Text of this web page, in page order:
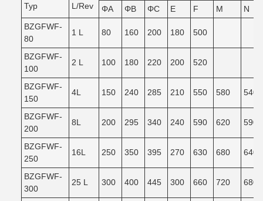
Typ L/Rev
ΦA
ΦB ΦC E F M
N
BZGFWF-
80
1 L 80 160 200 180 500
BZGFWF-
100
2 L 100 180 220 200 520
BZGFWF-
150
4L 150 240 285 210 550 580 540
BZGFWF-
200
8L 200 295 340 240 590 620 590
BZGFWF-
250
16L 250 350 395 270 630 680 640
BZGFWF-
300
25 L 300 400 445 300 660 720 680